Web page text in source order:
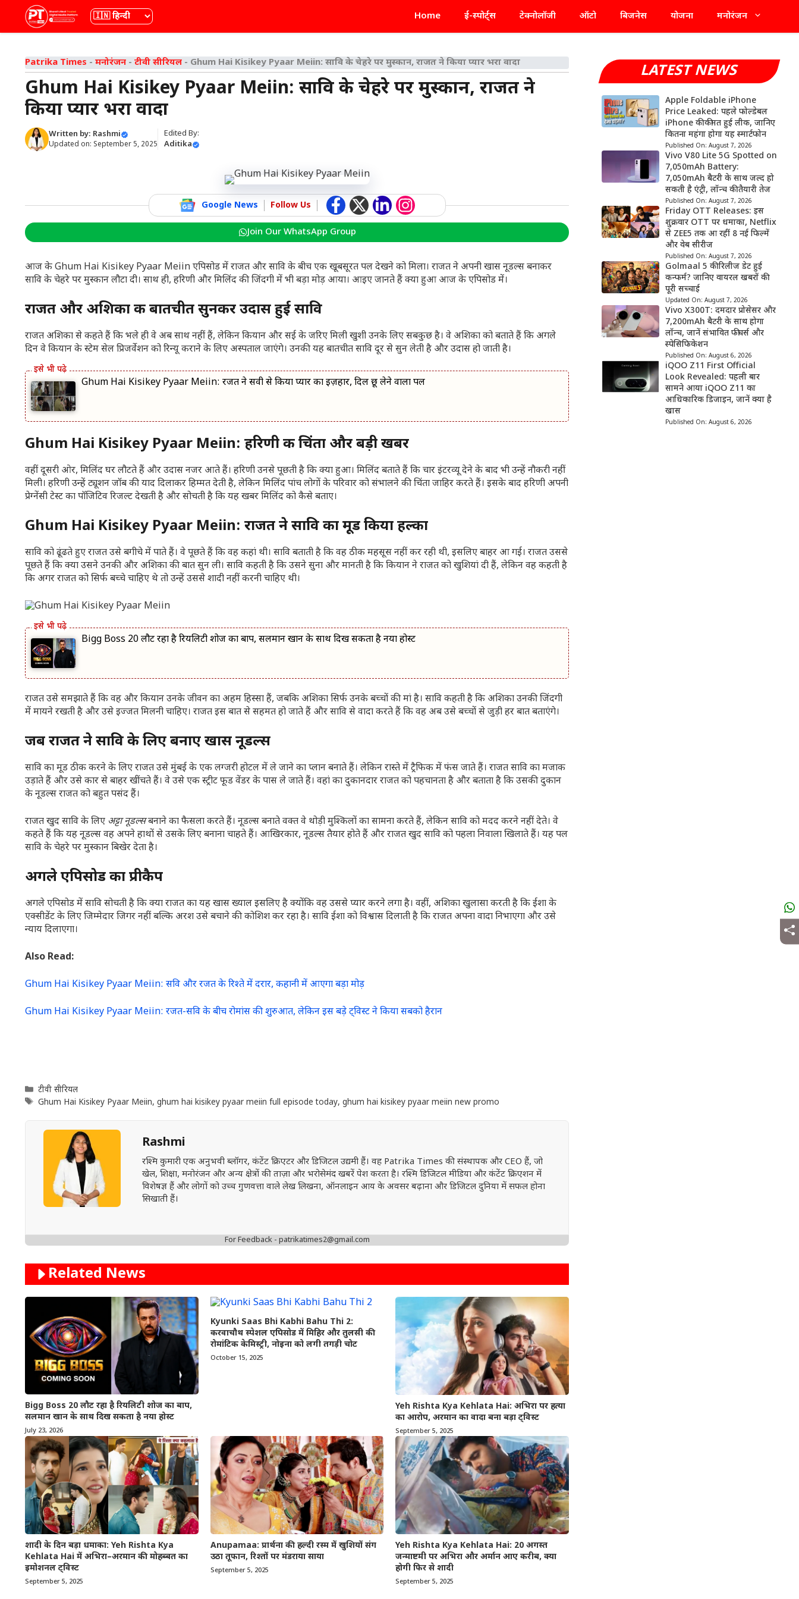
content
भाषा Home ई-स्पोर्ट्स टेक्नोलॉजी ऑटो बिजनेस योजना मनोरंजन
Patrika Times - मनोरंजन - टीवी सीरियल - Ghum Hai Kisikey Pyaar Meiin: सावि के चेहरे पर मुस्कान, राजत ने किया प्यार भरा वादा
Ghum Hai Kisikey Pyaar Meiin: सावि के चेहरे पर मुस्कान, राजत ने
किया प्यार भरा वादा
Written by: Rashmi
Updated on: September 5, 2025
Edited By:
Aditika
Google News Follow Us
Join Our WhatsApp Group
आज के Ghum Hai Kisikey Pyaar Meiin एपिसोड में राजत और सावि के बीच एक खूबसूरत पल देखने को मिला। राजत ने अपनी खास नूडल्स बनाकर
सावि के चेहरे पर मुस्कान लौटा दी। साथ ही, हरिणी और मिलिंद की जिंदगी में भी बड़ा मोड़ आया। आइए जानते हैं क्या हुआ आज के एपिसोड में।
राजत और अशिका की बातचीत सुनकर उदास हुई सावि
राजत अशिका से कहते हैं कि भले ही वे अब साथ नहीं हैं, लेकिन कियान और सई के जरिए मिली खुशी उनके लिए सबकुछ है। वे अशिका को बताते हैं कि अगले
दिन वे कियान के स्टेम सेल प्रिजर्वेशन को रिन्यू कराने के लिए अस्पताल जाएंगे। उनकी यह बातचीत सावि दूर से सुन लेती है और उदास हो जाती है।
Ghum Hai Kisikey Pyaar Meiin: रजत ने सवी से किया प्यार का इज़हार, दिल छू लेने वाला पल
Ghum Hai Kisikey Pyaar Meiin: हरिणी की चिंता और बड़ी खबर
वहीं दूसरी ओर, मिलिंद घर लौटते हैं और उदास नजर आते हैं। हरिणी उनसे पूछती है कि क्या हुआ। मिलिंद बताते हैं कि चार इंटरव्यू देने के बाद भी उन्हें नौकरी नहीं
मिली। हरिणी उन्हें ट्यूशन जॉब की याद दिलाकर हिम्मत देती है, लेकिन मिलिंद पांच लोगों के परिवार को संभालने की चिंता जाहिर करते हैं। इसके बाद हरिणी अपनी
प्रेग्नेंसी टेस्ट का पॉजिटिव रिजल्ट देखती है और सोचती है कि यह खबर मिलिंद को कैसे बताए।
Ghum Hai Kisikey Pyaar Meiin: राजत ने सावि का मूड किया हल्का
सावि को ढूंढते हुए राजत उसे बगीचे में पाते हैं। वे पूछते हैं कि वह कहां थी। सावि बताती है कि वह ठीक महसूस नहीं कर रही थी, इसलिए बाहर आ गई। राजत उससे
पूछते हैं कि क्या उसने उनकी और अशिका की बात सुन ली। सावि कहती है कि उसने सुना और मानती है कि कियान ने राजत को खुशियां दी हैं, लेकिन वह कहती है
कि अगर राजत को सिर्फ बच्चे चाहिए थे तो उन्हें उससे शादी नहीं करनी चाहिए थी।
Bigg Boss 20 लौट रहा है रियलिटी शोज का बाप, सलमान खान के साथ दिख सकता है नया होस्ट
राजत उसे समझाते हैं कि वह और कियान उनके जीवन का अहम हिस्सा हैं, जबकि अशिका सिर्फ उनके बच्चों की मां है। सावि कहती है कि अशिका उनकी जिंदगी
में मायने रखती है और उसे इज्जत मिलनी चाहिए। राजत इस बात से सहमत हो जाते हैं और सावि से वादा करते हैं कि वह अब उसे बच्चों से जुड़ी हर बात बताएंगे।
जब राजत ने सावि के लिए बनाए खास नूडल्स
सावि का मूड ठीक करने के लिए राजत उसे मुंबई के एक लग्जरी होटल में ले जाने का प्लान बनाते हैं। लेकिन रास्ते में ट्रैफिक में फंस जाते हैं। राजत सावि का मजाक
उड़ाते हैं और उसे कार से बाहर खींचते हैं। वे उसे एक स्ट्रीट फूड वेंडर के पास ले जाते हैं। वहां का दुकानदार राजत को पहचानता है और बताता है कि उसकी दुकान
के नूडल्स राजत को बहुत पसंद हैं।
राजत खुद सावि के लिए अट्टा नूडल्सबनाने का फैसला करते हैं। नूडल्स बनाते वक्त वे थोड़ी मुश्किलों का सामना करते हैं, लेकिन सावि को मदद करने नहीं देते। वे
कहते हैं कि यह नूडल्स वह अपने हाथों से उसके लिए बनाना चाहते हैं। आखिरकार, नूडल्स तैयार होते हैं और राजत खुद सावि को पहला निवाला खिलाते हैं। यह पल
सावि के चेहरे पर मुस्कान बिखेर देता है।
अगले एपिसोड का प्रीकैप
अगले एपिसोड में सावि सोचती है कि क्या राजत का यह खास ख्याल इसलिए है क्योंकि वह उससे प्यार करने लगा है। वहीं, अशिका खुलासा करती है कि ईशा के
एक्सीडेंट के लिए जिम्मेदार जिगर नहीं बल्कि अरश उसे बचाने की कोशिश कर रहा है। सावि ईशा को विश्वास दिलाती है कि राजत अपना वादा निभाएगा और उसे
न्याय दिलाएगा।
Also Read:
Ghum Hai Kisikey Pyaar Meiin: सवि और रजत के रिश्ते में दरार, कहानी में आएगा बड़ा मोड़
Ghum Hai Kisikey Pyaar Meiin: रजत-सवि के बीच रोमांस की शुरुआत, लेकिन इस बड़े ट्विस्ट ने किया सबको हैरान
Categories
टीवी सीरियल
Tags
Ghum Hai Kisikey Pyaar Meiin, ghum hai kisikey pyaar meiin full episode today, ghum hai kisikey pyaar meiin new promo
Rashmi
रश्मि कुमारी एक अनुभवी ब्लॉगर, कंटेंट क्रिएटर और डिजिटल उद्यमी हैं। वह Patrika Times की संस्थापक और CEO हैं, जो
खेल, शिक्षा, मनोरंजन और अन्य क्षेत्रों की ताज़ा और भरोसेमंद खबरें पेश करता है। रश्मि डिजिटल मीडिया और कंटेंट क्रिएशन में
विशेषज्ञ हैं और लोगों को उच्च गुणवत्ता वाले लेख लिखना, ऑनलाइन आय के अवसर बढ़ाना और डिजिटल दुनिया में सफल होना
सिखाती हैं।
For Feedback - patrikatimes2@gmail.com
Related News
Bigg Boss 20 लौट रहा है रियलिटी शोज का बाप,
सलमान खान के साथ दिख सकता है नया होस्ट
July 23, 2026
Kyunki Saas Bhi Kabhi Bahu Thi 2:
करवाचौथ स्पेशल एपिसोड में मिहिर और तुलसी की
रोमांटिक केमिस्ट्री, नोइना को लगी तगड़ी चोट
October 15, 2025
Yeh Rishta Kya Kehlata Hai: अभिरा पर हत्या
का आरोप, अरमान का वादा बना बड़ा ट्विस्ट
September 5, 2025
शादी के दिन बड़ा धमाका: Yeh Rishta Kya
Kehlata Hai में अभिरा–अरमान की मोहब्बत का
इमोशनल ट्विस्ट
September 5, 2025
Anupamaa: प्रार्थना की हल्दी रस्म में खुशियों संग
उठा तूफान, रिश्तों पर मंडराया साया
September 5, 2025
Yeh Rishta Kya Kehlata Hai: 20 अगस्त
जन्माष्टमी पर अभिरा और अर्मान आए करीब, क्या
होगी फिर से शादी
September 5, 2025
LATEST NEWS
Apple Foldable iPhone
Price Leaked: पहले फोल्डेबल
iPhone की कीमत हुई लीक, जानिए
कितना महंगा होगा यह स्मार्टफोन
Published On: August 7, 2026
Vivo V80 Lite 5G Spotted on
7,050mAh Battery:
7,050mAh बैटरी के साथ जल्द हो
सकती है एंट्री, लॉन्च की तैयारी तेज
Published On: August 7, 2026
Friday OTT Releases: इस
शुक्रवार OTT पर धमाका, Netflix
से ZEE5 तक आ रहीं 8 नई फिल्में
और वेब सीरीज
Published On: August 7, 2026
Golmaal 5 की रिलीज डेट हुई
कन्फर्म? जानिए वायरल खबरों की
पूरी सच्चाई
Updated On: August 7, 2026
Vivo X300T: दमदार प्रोसेसर और
7,200mAh बैटरी के साथ होगा
लॉन्च, जानें संभावित फीचर्स और
स्पेसिफिकेशन
Published On: August 6, 2026
iQOO Z11 First Official
Look Revealed: पहली बार
सामने आया iQOO Z11 का
आधिकारिक डिजाइन, जानें क्या है
खास
Published On: August 6, 2026